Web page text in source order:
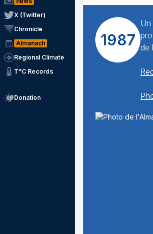
X (Twitter)
Chronicle
Almanach
Regional Climate
T°C Records
Donation
1987 de